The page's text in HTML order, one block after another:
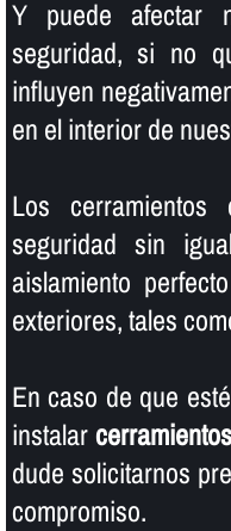
Y puede afectar
seguridad, si no
influyen
en el interior de
Los
seguridad sin
aislamiento
exteriores, tales
En caso de que
instalar
dude solicitarnos
compromiso.